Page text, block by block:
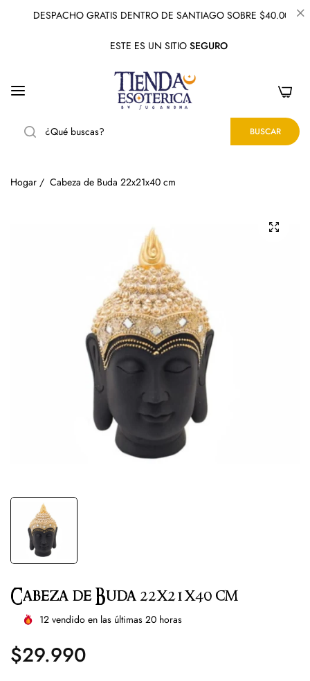
DESPACHO GRATIS DENTRO DE SANTIAGO SOBRE $40.000
ESTE ES UN SITIO SEGURO
BUSCAR
Hogar / Cabeza de Buda 22x21x40 cm
Cabeza de Buda 22x21x40 cm
12 vendido en las últimas 20 horas
Precio
regular
$29.990